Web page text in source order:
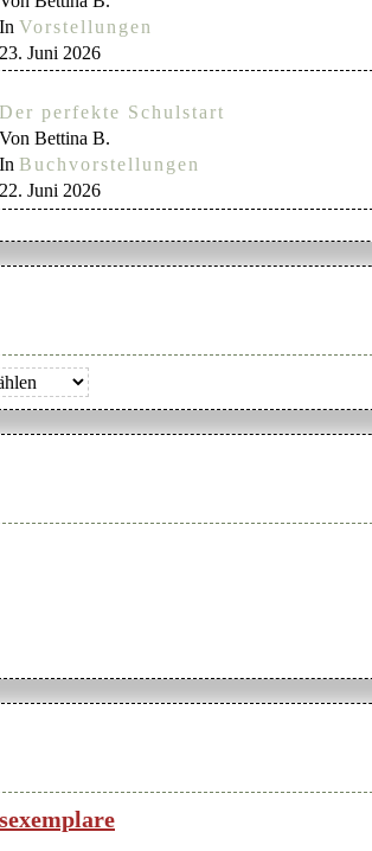
In Vorstellungen
23. Juni 2026
Der perfekte Schulstart
Von Bettina B.
In Buchvorstellungen
22. Juni 2026